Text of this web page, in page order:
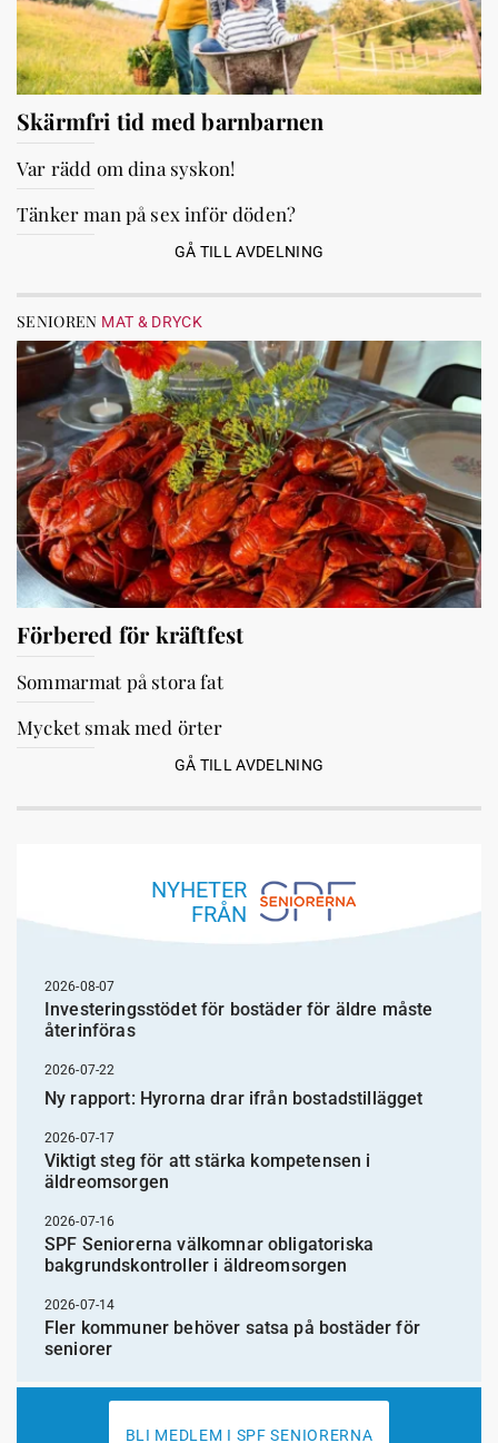
Skärmfri tid med barnbarnen
Var rädd om dina syskon!
Tänker man på sex inför döden?
GÅ TILL AVDELNING
SENIOREN MAT & DRYCK
Förbered för kräftfest
Sommarmat på stora fat
Mycket smak med örter
GÅ TILL AVDELNING
NYHETER
FRÅN
2026-08-07
Investeringsstödet för bostäder för äldre måste
återinföras
2026-07-22
Ny rapport: Hyrorna drar ifrån bostadstillägget
2026-07-17
Viktigt steg för att stärka kompetensen i
äldreomsorgen
2026-07-16
SPF Seniorerna välkomnar obligatoriska
bakgrundskontroller i äldreomsorgen
2026-07-14
Fler kommuner behöver satsa på bostäder för
seniorer
BLI MEDLEM I SPF SENIORERNA